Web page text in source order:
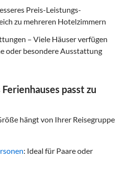
Preis-Leistungs-
zu mehreren Hotelzimmern
– Viele Häuser verfügen
oder besondere Ausstattung
passt zu
hängt von Ihrer Reisegruppe
: Ideal für Paare oder